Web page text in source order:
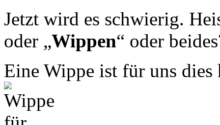
Jetzt wird es schwierig.
oder „Wippen“ oder
Eine Wippe ist für uns dies